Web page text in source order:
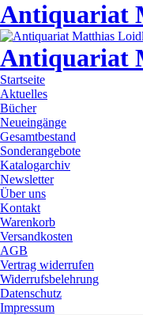
Antiquariat
Antiquariat
Startseite
Aktuelles
Bücher
Neueingänge
Gesamtbestand
Sonderangebote
Katalogarchiv
Newsletter
Über uns
Kontakt
Warenkorb
Versandkosten
AGB
Vertrag widerrufen
Widerrufsbelehrung
Datenschutz
Impressum